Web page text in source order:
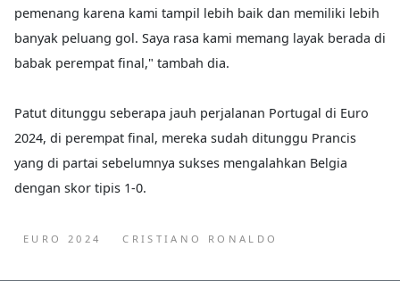
pemenang karena kami tampil lebih baik dan memiliki lebih
banyak peluang gol. Saya rasa kami memang layak berada di
babak perempat final," tambah dia.
Patut ditunggu seberapa jauh perjalanan Portugal di Euro
2024, di perempat final, mereka sudah ditunggu Prancis
yang di partai sebelumnya sukses mengalahkan Belgia
dengan skor tipis 1-0.
EURO 2024 CRISTIANO RONALDO